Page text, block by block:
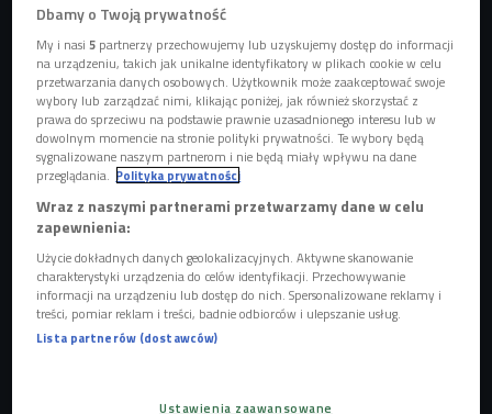
Obserwuj nas na
Premiera produkcji 24 grudnia na
platformie Netflix.
Foto: https://www.shutterstock.com/
Dbamy o Twoją prywatność
My i nasi 5 partnerzy przechowujemy lub uzyskujemy dostęp do informacji
na urządzeniu, takich jak unikalne identyfikatory w plikach cookie w celu
przetwarzania danych osobowych. Użytkownik może zaakceptować swoje
wybory lub zarządzać nimi, klikając poniżej, jak również skorzystać z
prawa do sprzeciwu na podstawie prawnie uzasadnionego interesu lub w
dowolnym momencie na stronie polityki prywatności. Te wybory będą
sygnalizowane naszym partnerom i nie będą miały wpływu na dane
przeglądania.
Polityka prywatności
Wraz z naszymi partnerami przetwarzamy dane w celu
zapewnienia:
Użycie dokładnych danych geolokalizacyjnych. Aktywne skanowanie
charakterystyki urządzenia do celów identyfikacji. Przechowywanie
informacji na urządzeniu lub dostęp do nich. Spersonalizowane reklamy i
treści, pomiar reklam i treści, badnie odbiorców i ulepszanie usług.
Lista partnerów (dostawców)
Ustawienia zaawansowane